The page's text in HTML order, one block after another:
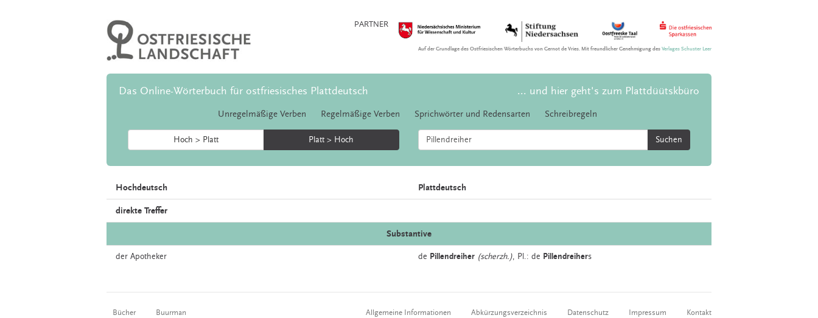
PARTNER
Auf der Grundlage des Ostfriesischen Wörterbuchs von Gernot de Vries. Mit freundlicher Genehmigung desVerlages Schuster Leer
Das Online-Wörterbuch für ostfriesisches Plattdeutsch ... und hier geht's zum Plattdüütskbüro
Unregelmäßige Verben Regelmäßige Verben Sprichwörter und Redensarten Schreibregeln
Hoch > Platt Platt > Hoch Suchen
Hochdeutsch Plattdeutsch
direkte Treffer
Substantive
der Apotheker de Pillendreiher (scherzh.), Pl.: de Pillendreihers
Bücher Buurman Allgemeine Informationen Abkürzungsverzeichnis Datenschutz Impressum Kontakt